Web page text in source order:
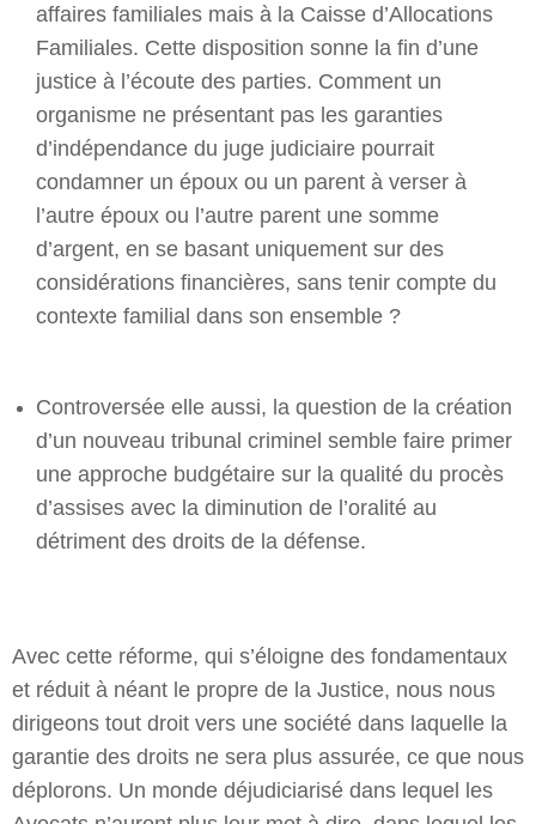
affaires familiales mais à la Caisse d’Allocations
Familiales. Cette disposition sonne la fin d’une
justice à l’écoute des parties. Comment un
organisme ne présentant pas les garanties
d’indépendance du juge judiciaire pourrait
condamner un époux ou un parent à verser à
l’autre époux ou l’autre parent une somme
d’argent, en se basant uniquement sur des
considérations financières, sans tenir compte du
contexte familial dans son ensemble ?
Controversée elle aussi, la question de la création
d’un nouveau tribunal criminel semble faire primer
une approche budgétaire sur la qualité du procès
d’assises avec la diminution de l’oralité au
détriment des droits de la défense.
Avec cette réforme, qui s’éloigne des fondamentaux
et réduit à néant le propre de la Justice, nous nous
dirigeons tout droit vers une société dans laquelle la
garantie des droits ne sera plus assurée, ce que nous
déplorons. Un monde déjudiciarisé dans lequel les